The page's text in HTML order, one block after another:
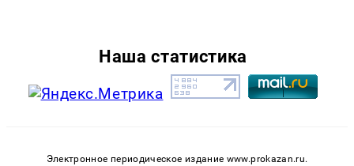
Наша статистика
Электронное периодическое издание www.prokazan.ru.